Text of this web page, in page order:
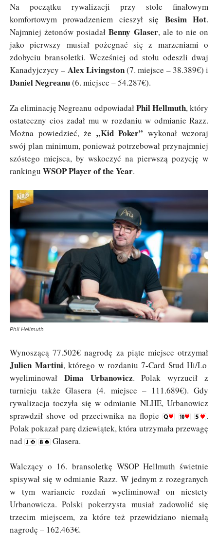
Na początku rywalizacji przy stole finałowym
komfortowym prowadzeniem cieszył się Besim Hot.
Najmniej żetonów posiadałBenny Glaser, ale to nie on
jako pierwszy musiał pożegnać się z marzeniami o
zdobyciu bransoletki. Wcześniej od stołu odeszli dwaj
Kanadyjczycy – Alex Livingston(7. miejsce – 38.389€) i
Daniel Negreanu(6. miejsce – 54.287€).
Za eliminację Negreanu odpowiadałPhil Hellmuth, który
ostateczny cios zadał mu w rozdaniu w odmianie Razz.
Można powiedzieć, że „Kid Poker” wykonał wczoraj
swój plan minimum, ponieważ potrzebował przynajmniej
szóstego miejsca, by wskoczyć na pierwszą pozycję w
rankingu WSOP Player of the Year.
Phil Hellmuth
Wynoszącą 77.502€ nagrodę za piąte miejsce otrzymał
Julien Martini, którego w rozdaniu 7-Card Stud Hi/Lo
wyeliminował Dima Urbanowicz. Polak wyrzucił z
turnieju także Glasera (4. miejsce – 111.689€). Gdy
rywalizacja toczyła się w odmianie NLHE, Urbanowicz
sprawdził shove od przeciwnika na flopie
.
Polak pokazał parę dziewiątek, która utrzymała przewagę
nad
Glasera.
Walczący o 16. bransoletkę WSOP Hellmuth świetnie
spisywał się w odmianie Razz. W jednym z rozegranych
w tym wariancie rozdań wyeliminował on niestety
Urbanowicza. Polski pokerzysta musiał zadowolić się
trzecim miejscem, za które też przewidziano niemałą
nagrodę – 162.463€.